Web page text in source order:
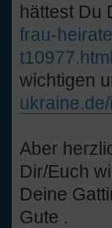
hättest Du
frau-
wichtigen
Aber
Dir/Euch
Deine
Gute .